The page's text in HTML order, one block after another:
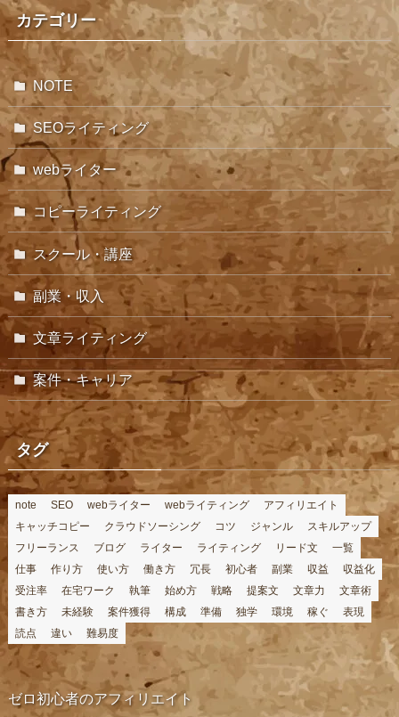
カテゴリー
NOTE
SEOライティング
webライター
コピーライティング
スクール・講座
副業・収入
文章ライティング
案件・キャリア
タグ
note SEO webライター webライティング
アフィリエイト
キャッチコピー
クラウドソーシング コツ ジャンル
スキルアップ
フリーランス
ブログ ライター ライティング リード文
一覧
仕事
作り方 使い方 働き方 冗長 初心者 副業 収益
収益化
受注率
在宅ワーク 執筆 始め方 戦略 提案文 文章力
文章術
書き方
未経験 案件獲得 構成 準備 独学 環境 稼ぐ
表現
読点
違い 難易度
ゼロ初心者のアフィリエイト